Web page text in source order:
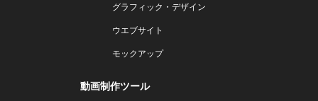
グラフィック・デザイン
ウエブサイト
モックアップ
動画制作ツール